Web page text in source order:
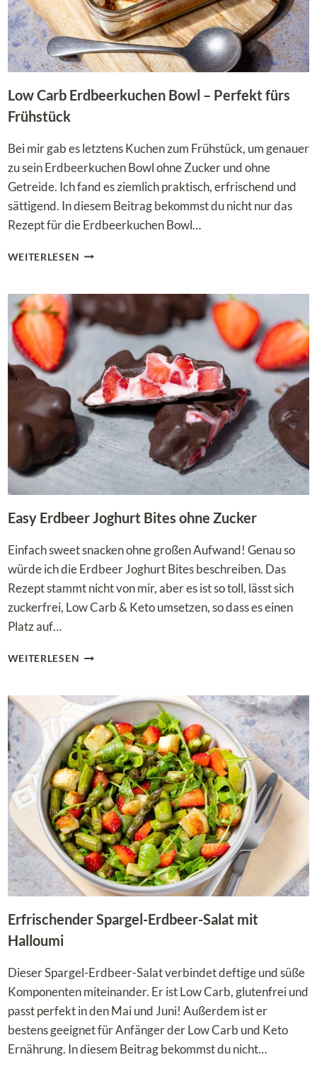
Low Carb Erdbeerkuchen Bowl – Perfekt fürs
Frühstück
Bei mir gab es letztens Kuchen zum Frühstück, um genauer
zu sein Erdbeerkuchen Bowl ohne Zucker und ohne
Getreide. Ich fand es ziemlich praktisch, erfrischend und
sättigend. In diesem Beitrag bekommst du nicht nur das
Rezept für die Erdbeerkuchen Bowl…
WEITERLESEN LOW
BOWL
–
PERFEKT
FRÜHSTÜCK
Easy Erdbeer Joghurt Bites ohne Zucker
Einfach sweet snacken ohne großen Aufwand! Genau so
würde ich die Erdbeer Joghurt Bites beschreiben. Das
Rezept stammt nicht von mir, aber es ist so toll, lässt sich
zuckerfrei, Low Carb & Keto umsetzen, so dass es einen
Platz auf…
WEITERLESEN EASY
BITES
OHNE
ZUCKER
Erfrischender Spargel-Erdbeer-Salat mit
Halloumi
Dieser Spargel-Erdbeer-Salat verbindet deftige und süße
Komponenten miteinander. Er ist Low Carb, glutenfrei und
passt perfekt in den Mai und Juni! Außerdem ist er
bestens geeignet für Anfänger der Low Carb und Keto
Ernährung. In diesem Beitrag bekommst du nicht…